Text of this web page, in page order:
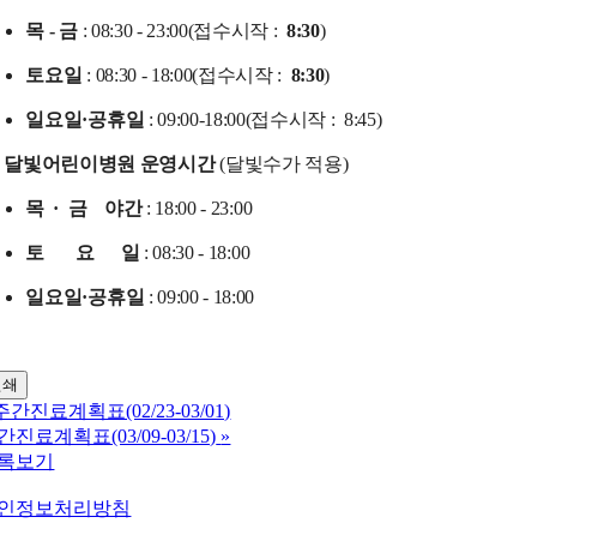
목 - 금 : 08:30 - 23:00(접수시작 : 8:30)
토요일 : 08:30 - 18:00(접수시작 : 8:30)
일요일·공휴일 : 09:00-18:00(접수시작 : 8:45)
달빛어린이병원 운영시간(달빛수가 적용)
목 · 금 야간: 18:00 - 23:00
토 요 일 : 08:30 - 18:00
일요일·공휴일 : 09:00 - 18:00
간진료계획표(02/23-03/01)
진료계획표(03/09-03/15) »
보기
정보처리방침